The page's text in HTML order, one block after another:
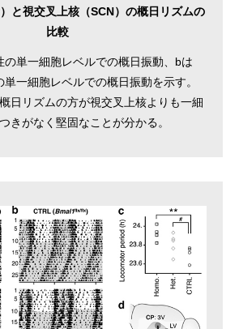
と視交叉上核（SCN）の概日リズムの
比較
の単一細胞レベルでの概日振動、bは
一細胞レベルでの概日振動を示す。
日リズムの方が視交叉上核よりも一細
きがなく堅固なことが分かる。